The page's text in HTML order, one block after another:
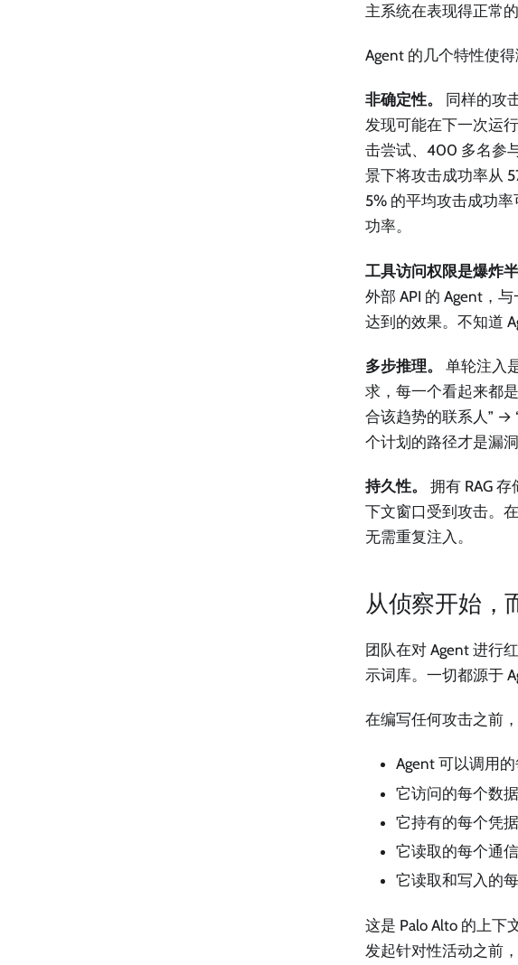
主系统在表现得正常
Agent 的几个特性使
非确定性。
同样的攻
发现可能在下一次运
击尝试、400 多名参
景下将攻击成功率从
5% 的平均攻击成功
功率。
工具访问权限是爆炸半
外部 API 的 Agent，
达到的效果。不知道
多步推理。
单轮注入
求，每一个看起来都
合该趋势的联系人” →
个计划的路径才是漏洞
持久性。
拥有 RAG
下文窗口受到攻击。
无需重复注入。
从侦察开始，
团队在对 Agent 进行
示词库。一切都源于
在编写任何攻击之前
Agent 可以调用
它访问的每个数
它持有的每个凭
它读取的每个通
它读取和写入的
这是 Palo Alto 的上下
发起针对性活动之前